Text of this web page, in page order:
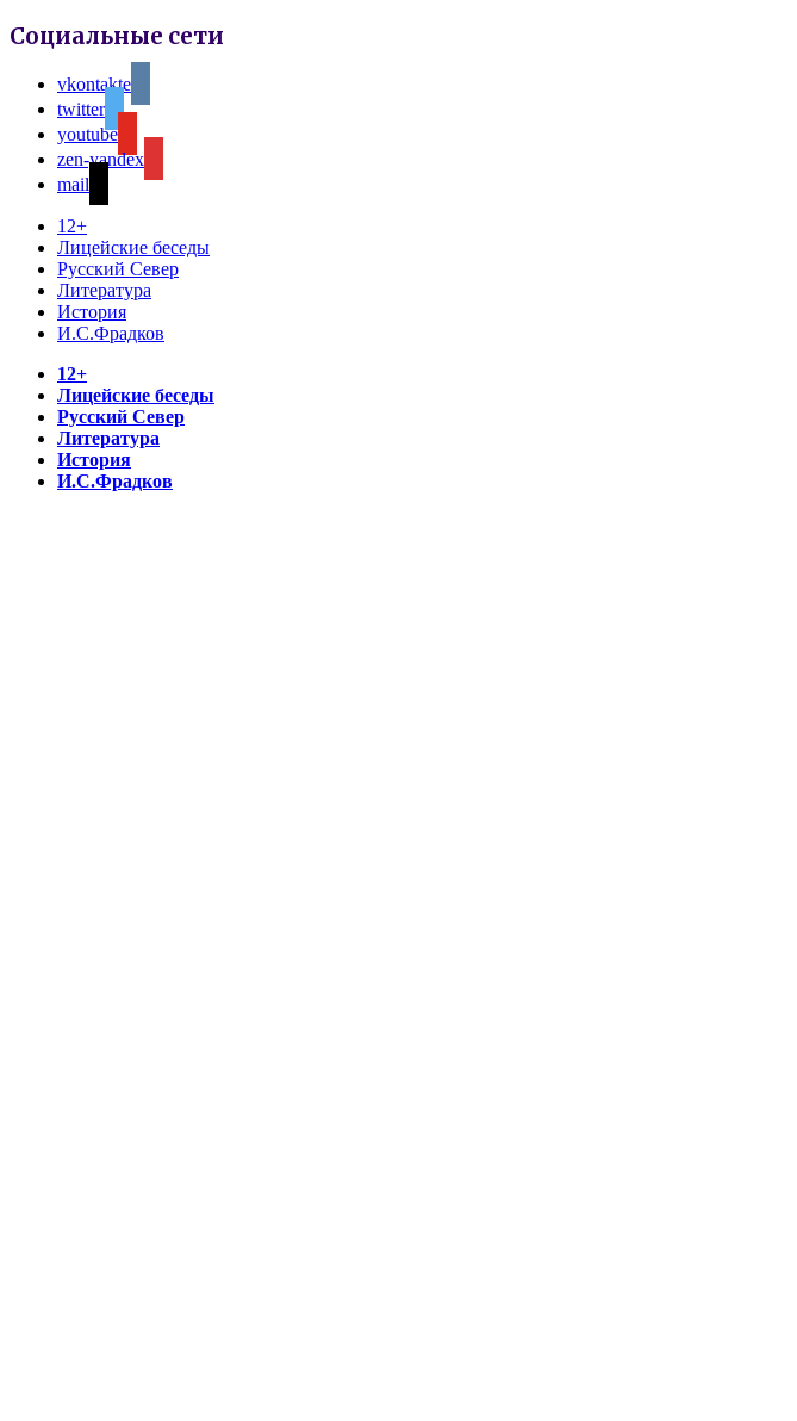
Социальные сети
vkontakte
twitter
youtube
zen-yandex
mail
12+
Лицейские беседы
Русский Север
Литература
История
И.С.Фрадков
12+
Лицейские беседы
Русский Север
Литература
История
И.С.Фрадков